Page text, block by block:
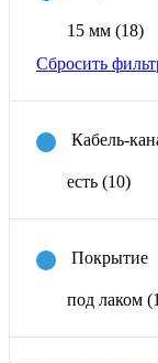
15 мм (18)
Сбросить
Кабель-
есть (10)
Покрытие
под лаком